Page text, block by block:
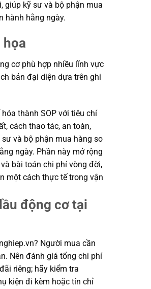
giúp kỹ sư và bộ phận mua
hành hằng ngày.
họa
cơ phù hợp nhiều lĩnh vực
bản đại diện dựa trên ghi
thành SOP với tiêu chí
cách thao tác, an toàn,
và bộ phận mua hàng so
ngày. Phần này mở rộng
bài toán chi phí vòng đời,
một cách thực tế trong vận
động cơ tại
Người mua cần
Nên đánh giá tổng chi phí
riêng; hãy kiểm tra
kiện đi kèm hoặc tín chỉ